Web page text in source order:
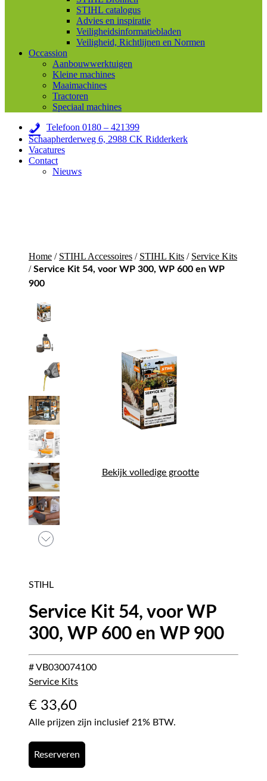
STIHL catalogus
Advies en inspiratie
Veiligheidsinformatiebladen
Veiligheid, Richtlijnen en Normen
Occassion
Aanbouwwerktuigen
Kleine machines
Maaimachines
Tractoren
Speciaal machines
Telefoon 0180 – 421399
Schaapherderweg 6, 2988 CK Ridderkerk
Vacatures
Contact
Nieuws
Home / STIHL Accessoires / STIHL Kits / Service Kits
/Service Kit 54, voor WP 300, WP 600 en WP
900
Bekijk volledige grootte
STIHL
Service Kit 54, voor WP
300, WP 600 en WP 900
# VB030074100
Service Kits
€ 33,60
Alle prijzen zijn inclusief 21% BTW.
Reserveren